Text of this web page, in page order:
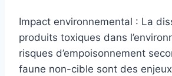
Impact environnemental : La
produits toxiques dans
risques d’empoisonnement
faune non-cible sont des